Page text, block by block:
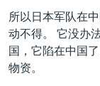
所以日本军队在
动不得。 它没办
国，它陷在中国
物资。